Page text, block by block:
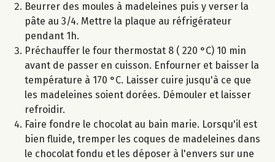
Beurrer des moules à madeleines puis y verser la
pâte au 3/4. Mettre la plaque au réfrigérateur
pendant 1h.
Préchauffer le four thermostat 8 ( 220 °C) 10 min
avant de passer en cuisson. Enfourner et baisser la
température à 170 °C. Laisser cuire jusqu'à ce que
les madeleines soient dorées. Démouler et laisser
refroidir.
Faire fondre le chocolat au bain marie. Lorsqu'il est
bien fluide, tremper les coques de madeleines dans
le chocolat fondu et les déposer à l'envers sur une